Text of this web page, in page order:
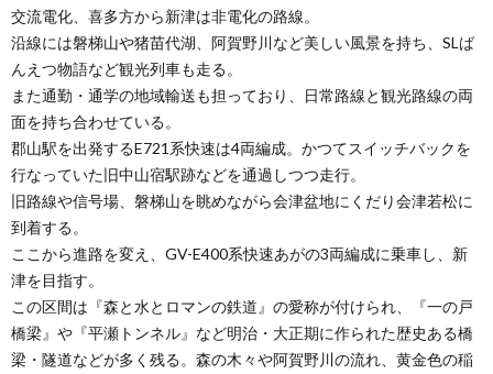
交流電化、喜多方から新津は非電化の路線。
沿線には磐梯山や猪苗代湖、阿賀野川など美しい風景を持ち、SLば
んえつ物語など観光列車も走る。
また通勤・通学の地域輸送も担っており、日常路線と観光路線の両
面を持ち合わせている。
郡山駅を出発するE721系快速は4両編成。かつてスイッチバックを
行なっていた旧中山宿駅跡などを通過しつつ走行。
旧路線や信号場、磐梯山を眺めながら会津盆地にくだり会津若松に
到着する。
ここから進路を変え、GV-E400系快速あがの3両編成に乗車し、新
津を目指す。
この区間は『森と水とロマンの鉄道』の愛称が付けられ、『一の戸
橋梁』や『平瀬トンネル』など明治・大正期に作られた歴史ある橋
梁・隧道などが多く残る。森の木々や阿賀野川の流れ、黄金色の稲